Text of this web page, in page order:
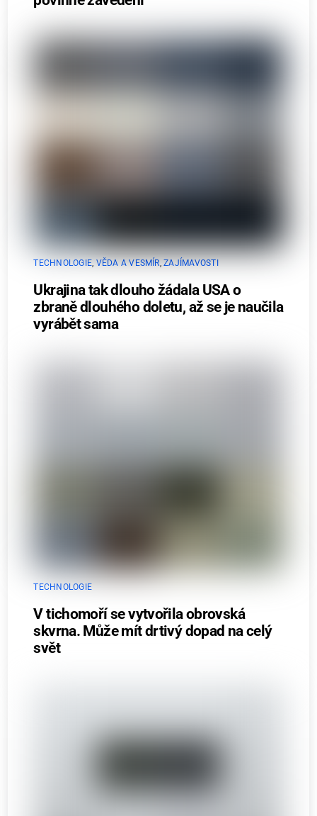
TECHNOLOGIE, VĚDA A VESMÍR,ZAJÍMAVOSTI
Ukrajina tak dlouho žádala USA o
zbraně dlouhého doletu, až se je naučila
vyrábět sama
TECHNOLOGIE
V tichomoří se vytvořila obrovská
skvrna. Může mít drtivý dopad na celý
svět